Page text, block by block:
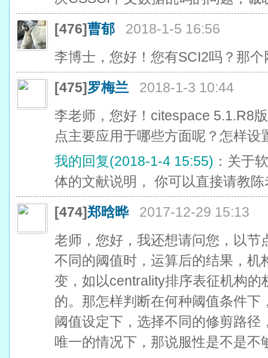
[476]曹郁
2018-1-5 16:56
李博士，您好！您有SCI2吗？那
[475]罗梅兰
2018-1-3 10:44
李老师，您好！citespace 5.1.R8
点主要应用于哪些方面呢？怎样设
我的回复(2018-1-4 15:55) ：关于
体的文献说明， 你可以直接请教陈
[474]郑晗晔
2017-12-29 15:13
老师，您好，我还想请问您，以
不同的阈值时，运算后的结果，
变，如以centrality排序表征机构
的。那怎样判断在何种阈值条件
阈值设定下，选择不同的修剪路
唯一的情况下，那说服性是不是不